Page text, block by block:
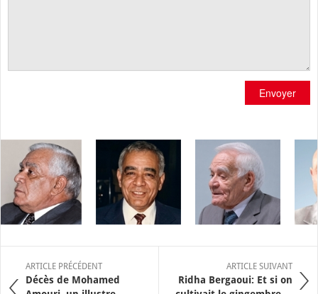
Envoyer
ARTICLE PRÉCÉDENT
Décès de Mohamed
ARTICLE SUIVANT
Ridha Bergaoui: Et si on